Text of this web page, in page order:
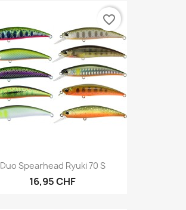
Duo Spearhead Ryuki 70 S
16,95 CHF
favorite_border